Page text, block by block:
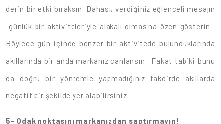
derin bir etki bıraksın. Dahası, verdiğiniz eğlenceli mesajın
günlük bir aktiviteleriyle alakalı olmasına özen gösterin .
Böylece gün içinde benzer bir aktivitede bulunduklarında
akıllarında bir anda markanız canlansın. Fakat tabiki bunu
da doğru bir yöntemle yapmadığınız takdirde akıllarda
negatif bir şekilde yer alabilirsiniz.
5- Odak noktasını markanızdan saptırmayın!